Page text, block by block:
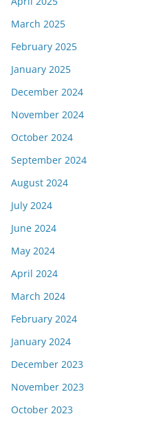
March 2025
February 2025
January 2025
December 2024
November 2024
October 2024
September 2024
August 2024
July 2024
June 2024
May 2024
April 2024
March 2024
February 2024
January 2024
December 2023
November 2023
October 2023